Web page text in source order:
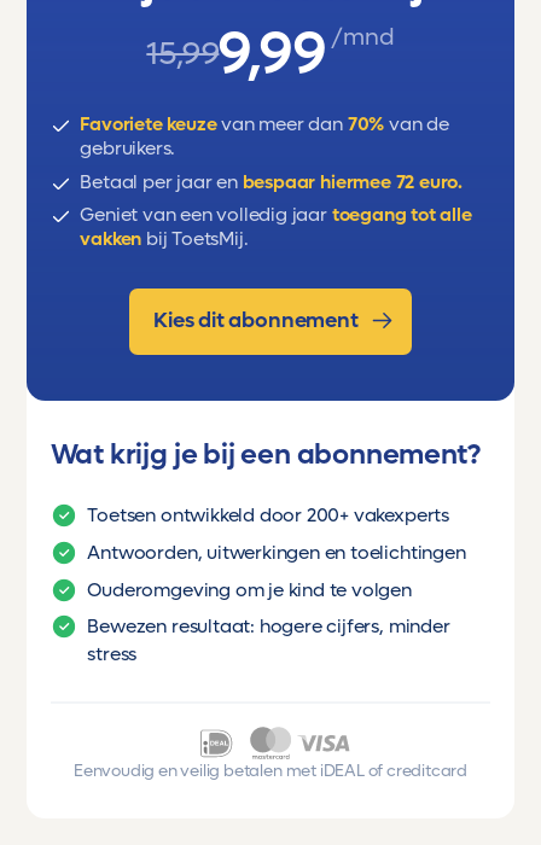
15,999,99 /mnd
Favoriete keuzevan meer dan 70% van de
gebruikers.
Betaal per jaar en bespaar hiermee 72 euro.
Geniet van een volledig jaar toegang tot alle
vakken bij ToetsMij.
Kies dit abonnement
Wat krijg je bij een abonnement?
Toetsen ontwikkeld door 200+ vakexperts
Antwoorden, uitwerkingen en toelichtingen
Ouderomgeving om je kind te volgen
Bewezen resultaat: hogere cijfers, minder
stress
Eenvoudig en veilig betalen met iDEAL of creditcard